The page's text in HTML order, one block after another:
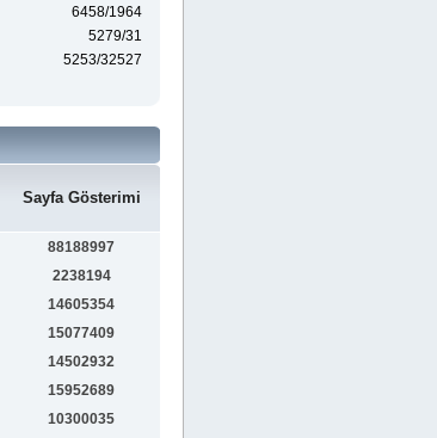
6458/1964
5279/31
5253/32527
Sayfa Gösterimi
88188997
2238194
14605354
15077409
14502932
15952689
10300035